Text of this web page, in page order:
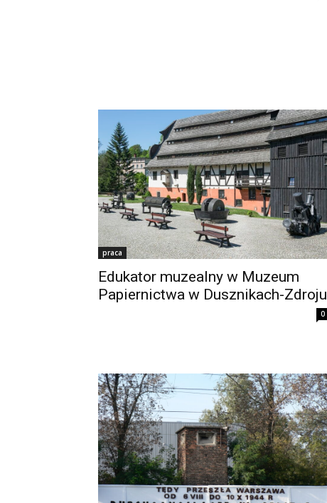
praca
Edukator muzealny w Muzeum
Papiernictwa w Dusznikach-Zdroju
0